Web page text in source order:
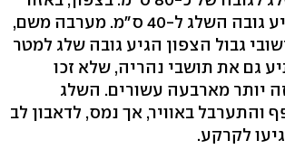
בקעת יבנאל הגיע גובה השלג ל-40 ס"מ. מערבה משם,
גבול הצפון הגיע גובה שלג למטר
גם את תושבי נהריה, שלא זכו
יותר מארבעה עשורים. השלג
והתערבל באוויר, אך נמס, לדאבון לב
לקרקע.